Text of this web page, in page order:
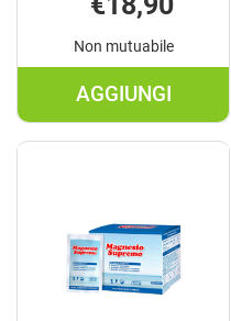
Non mutuabile
AGGIUNGI
AGGIUNGI
SUPREMO